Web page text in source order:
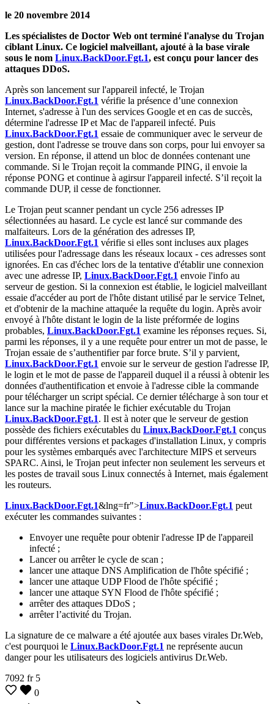
le 20 novembre 2014
Les spécialistes de Doctor Web ont terminé l'analyse du Trojan
ciblant Linux. Ce logiciel malveillant, ajouté à la base virale
sous le nom Linux.BackDoor.Fgt.1, est conçu pour lancer des
attaques DDoS.
Après son lancement sur l'appareil infecté, le Trojan
Linux.BackDoor.Fgt.1 vérifie la présence d’une connexion
Internet, s'adresse à l'un des services Google et en cas de succès,
détermine l'adresse IP et Mac de l'appareil infecté. Puis
Linux.BackDoor.Fgt.1 essaie de communiquer avec le serveur de
gestion, dont l'adresse se trouve dans son corps, pour lui envoyer sa
version. En réponse, il attend un bloc de données contenant une
commande. Si le Trojan reçoit la commande PING, il envoie la
réponse PONG et continue à agirsur l'appareil infecté. S’il reçoit la
commande DUP, il cesse de fonctionner.
Le Trojan peut scanner pendant un cycle 256 adresses IP
sélectionnées au hasard. Le cycle est lancé sur commande des
malfaiteurs. Lors de la génération des adresses IP,
Linux.BackDoor.Fgt.1 vérifie si elles sont incluses aux plages
utilisées pour l'adressage dans les réseaux locaux - ces adresses sont
ignorées. En cas d'échec lors de la tentative d'établir une connexion
avec une adresse IP, Linux.BackDoor.Fgt.1 envoie l'info au
serveur de gestion. Si la connexion est établie, le logiciel malveillant
essaie d'accéder au port de l'hôte distant utilisé par le service Telnet,
et d'obtenir de la machine attaquée la requête du login. Après avoir
envoyé à l'hôte distant le login de la liste préformée de logins
probables, Linux.BackDoor.Fgt.1 examine les réponses reçues. Si,
parmi les réponses, il y a une requête pour entrer un mot de passe, le
Trojan essaie de s’authentifier par force brute. S’il y parvient,
Linux.BackDoor.Fgt.1 envoie sur le serveur de gestion l'adresse IP,
le login et le mot de passe de l'appareil duquel il a réussi à obtenir les
données d'authentification et envoie à l'adresse cible la commande
pour télécharger un script spécial. Ce dernier télécharge à son tour et
lance sur la machine piratée le fichier exécutable du Trojan
Linux.BackDoor.Fgt.1. Il est à noter que le serveur de gestion
possède des fichiers exécutables du Linux.BackDoor.Fgt.1 conçus
pour différentes versions et packages d'installation Linux, y compris
pour les systèmes embarqués avec l'architecture MIPS et serveurs
SPARC. Ainsi, le Trojan peut infecter non seulement les serveurs et
les postes de travail sous Linux connectés à Internet, mais également
les routeurs.
Linux.BackDoor.Fgt.1&lng=fr">Linux.BackDoor.Fgt.1 peut
exécuter les commandes suivantes :
Envoyer une requête pour obtenir l'adresse IP de l'appareil
infecté ;
Lancer ou arrêter le cycle de scan ;
lancer une attaque DNS Amplification de l'hôte spécifié ;
lancer une attaque UDP Flood de l'hôte spécifié ;
lancer une attaque SYN Flood de l'hôte spécifié ;
arrêter des attaques DDoS ;
arrêter l’activité du Trojan.
La signature de ce malware a été ajoutée aux bases virales Dr.Web,
c'est pourquoi le Linux.BackDoor.Fgt.1 ne représente aucun
danger pour les utilisateurs des logiciels antivirus Dr.Web.
7092 fr 5
0